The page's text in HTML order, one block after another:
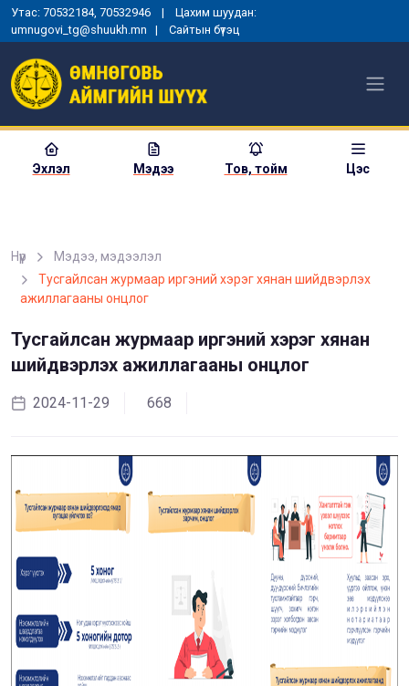
Утас: 70532184, 70532946 | Цахим шуудан:
umnugovi_tg@shuukh.mn | Сайтын бүтэц
Эхлэл Мэдээ Тов, тойм Цэс
Нүүр
Мэдээ, мэдээлэл
Тусгайлсан журмаар иргэний хэрэг хянан шийдвэрлэх
ажиллагааны онцлог
Тусгайлсан журмаар иргэний хэрэг хянан
шийдвэрлэх ажиллагааны онцлог
2024-11-29 668
МОНГОЛ УЛСЫН
ЕРӨНХИЙЛӨГЧИЙН ЗАРЛИГ
ГАРДУУЛАХ ЁСЛОЛЫН АРГА
ХЭМЖЭЭ ЗОХИОН
БАЙГУУЛАГДЛАА